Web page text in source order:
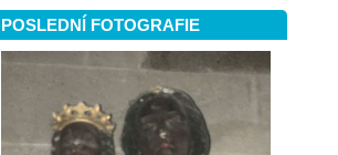
POSLEDNÍ FOTOGRAFIE